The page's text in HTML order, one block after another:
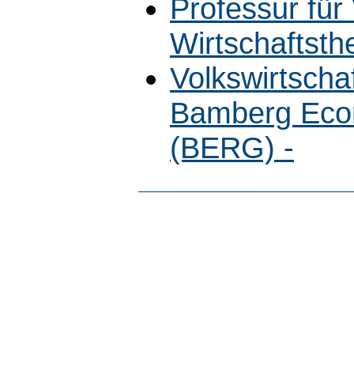
Professur für
Bamberg
(BERG) -